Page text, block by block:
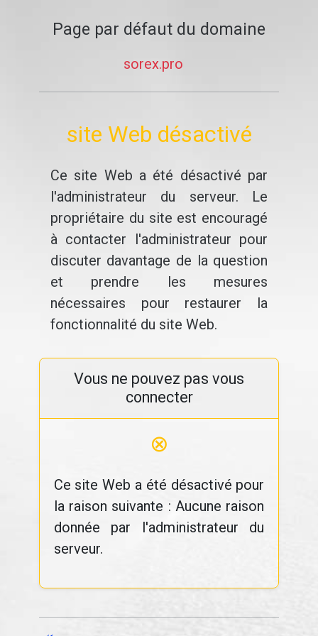
Page par défaut du domaine
sorex.pro
site Web désactivé
Ce site Web a été désactivé par
l'administrateur du serveur. Le
propriétaire du site est encouragé
à contacter l'administrateur pour
discuter davantage de la question
et prendre les mesures
nécessaires pour restaurer la
fonctionnalité du site Web.
Vous ne pouvez pas vous
connecter
⊗
Ce site Web a été désactivé pour
la raison suivante : Aucune raison
donnée par l'administrateur du
serveur.